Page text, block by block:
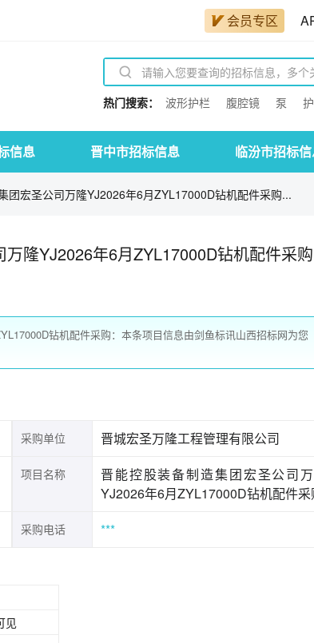
会员专区
热门搜索： 波形护栏 腹腔镜 泵
信息 晋中市招标信息 临汾市招标
团宏圣公司万隆YJ2026年6月ZYL17000D钻机配件采购...
隆YJ2026年6月ZYL17000D钻机配件采购
钻机配件采购：本条项目信息由剑鱼标讯山西招标网为您
采购单位 晋城宏圣万隆工程管理有限公司
项目名称
晋能控股装备制造集团宏圣公司
YJ2026年6月ZYL17000D钻机配件采
采购电话 ***
见